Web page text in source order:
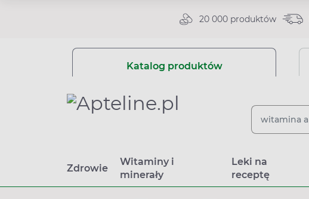
20 000 produktów
Katalog produktów
Zdrowie
Witaminy i
minerały
Leki na
receptę